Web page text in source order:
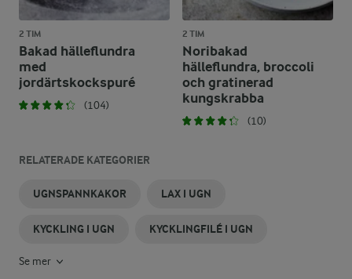
2 TIM
Bakad hälleflundra
med
jordärtskockspuré
(104)
2 TIM
Noribakad
hälleflundra, broccoli
och gratinerad
kungskrabba
(10)
RELATERADE KATEGORIER
UGNSPANNKAKOR LAX I UGN
KYCKLING I UGN KYCKLINGFILÉ I UGN
Se mer